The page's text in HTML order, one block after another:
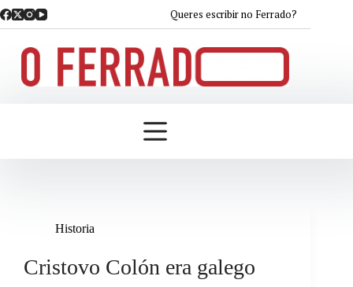
Saltar
ao
Queres escribir no Ferrado?
Historia
Cristovo Colón era galego